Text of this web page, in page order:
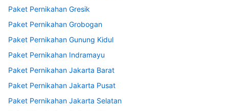
Paket Pernikahan Gresik
Paket Pernikahan Grobogan
Paket Pernikahan Gunung Kidul
Paket Pernikahan Indramayu
Paket Pernikahan Jakarta Barat
Paket Pernikahan Jakarta Pusat
Paket Pernikahan Jakarta Selatan